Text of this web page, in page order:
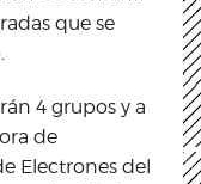
que se
4 grupos y a
de
Electrones del